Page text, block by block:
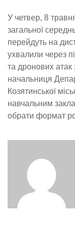
У четвер, 8
загальної
перейдуть на
ухвалили через
та дронових атак
начальниця
Козятинської
навчальним
обрати формат